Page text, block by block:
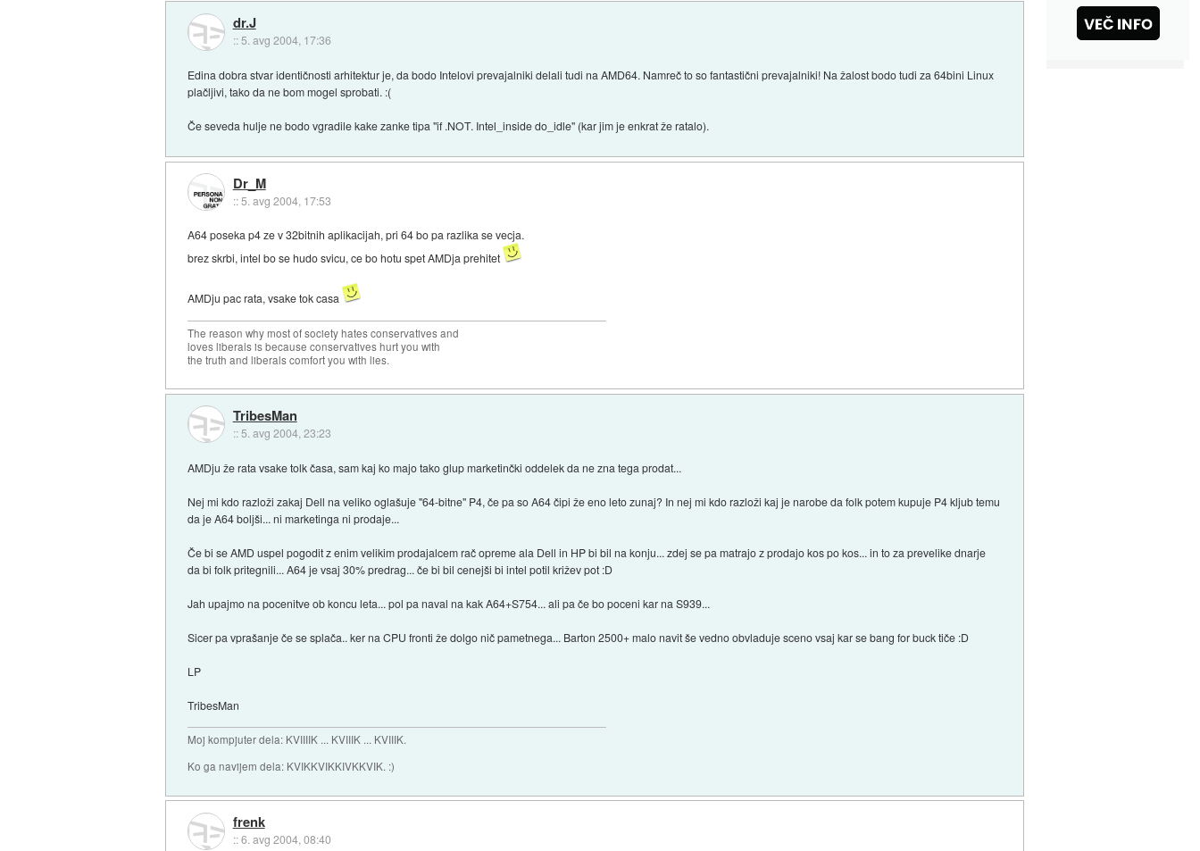
dr.J
:: 5. avg 2004, 17:36
Edina dobra stvar identičnosti arhitektur je, da bodo Intelovi prevajalniki delali tudi na AMD64. Namreč to so fantastični prevajalniki! Na žalost bodo tudi za 64bini Linux
plačljivi, tako da ne bom mogel sprobati. :(
Če seveda hulje ne bodo vgradile kake zanke tipa "if .NOT. Intel_inside do_idle" (kar jim je enkrat že ratalo).
Dr_M
::5. avg 2004, 17:53
A64 poseka p4 ze v 32bitnih aplikacijah, pri 64 bo pa razlika se vecja.
brez skrbi, intel bo se hudo svicu, ce bo hotu spet AMDja prehitet
AMDju pac rata, vsake tok casa
The reason why most of society hates conservatives and
loves liberals is because conservatives hurt you with
the truth and liberals comfort you with lies.
TribesMan
:: 5. avg 2004, 23:23
AMDju že rata vsake tolk časa, sam kaj ko majo tako glup marketinčki oddelek da ne zna tega prodat...
Nej mi kdo razloži zakaj Dell na veliko oglašuje "64-bitne" P4, če pa so A64 čipi že eno leto zunaj? In nej mi kdo razloži kaj je narobe da folk potem kupuje P4 kljub temu
da je A64 boljši... ni marketinga ni prodaje...
Če bi se AMD uspel pogodit z enim velikim prodajalcem rač opreme ala Dell in HP bi bil na konju... zdej se pa matrajo z prodajo kos po kos... in to za prevelike dnarje
da bi folk pritegnili... A64 je vsaj 30% predrag... če bi bil cenejši bi intel potil križev pot :D
Jah upajmo na pocenitve ob koncu leta... pol pa naval na kak A64+S754... ali pa če bo poceni kar na S939...
Sicer pa vprašanje če se splača.. ker na CPU fronti že dolgo nič pametnega... Barton 2500+ malo navit še vedno obvladuje sceno vsaj kar se bang for buck tiče :D
LP
TribesMan
Moj kompjuter dela: KVIIIIK ... KVIIIK ... KVIIIK.
Ko ga navijem dela: KVIKKVIKKIVKKVIK. :)
frenk
::6. avg 2004, 08:40